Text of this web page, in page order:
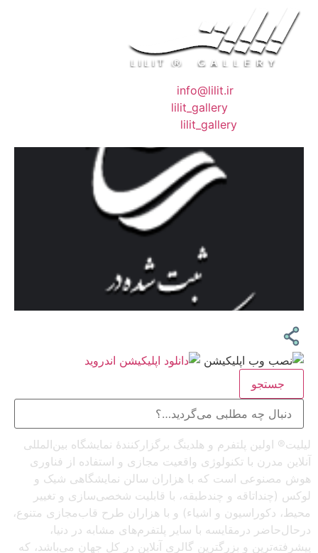
info@lilit.ir
lilit_gallery
lilit_gallery
جستجو
لیلیت® اولین پلتفرم و هلدینگ برگزارکنندهٔ نمایشگاه بین‌المللی
آنلاین مدرن با تکنولوژی واقعیت مجازی و استفاده از فناوری
هوش مصنوعی است که با هزاران سالن نمایشگاهی شیک و
لوکس (چنداتاقه و چندطبقه، با قابلیت شخصی‌سازی و تغییر
محیط، دکوراسیون و اشیاء) و با هزاران طرح قاب‌مجازی متنوع،
درحال‌حاضر درمقایسه با سایر پلتفرم‌های مشابه در دنیا،
پیشرفته‌ترین و بزرگترین گالری آنلاین در کل جهان می‌باشد، که